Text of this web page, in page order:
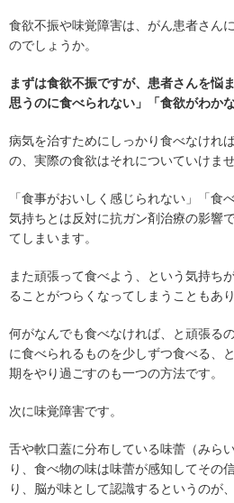
食欲不振や味覚障害は、がん患者さん
のでしょうか。
まずは食欲不振ですが、患者さんを悩
思うのに食べられない」「食欲がわか
病気を治すためにしっかり食べなけれ
の、実際の食欲はそれについていけませ
「食事がおいしく感じられない」「食
気持ちとは反対に抗ガン剤治療の影響
てしまいます。
また頑張って食べよう、という気持ち
ることがつらくなってしまうこともあり
何がなんでも食べなければ、と頑張る
に食べられるものを少しずつ食べる、
期をやり過ごすのも一つの方法です。
次に味覚障害です。
舌や軟口蓋に分布している味蕾（みら
り、食べ物の味は味蕾が感知してその
り、脳が味として認識するというのが